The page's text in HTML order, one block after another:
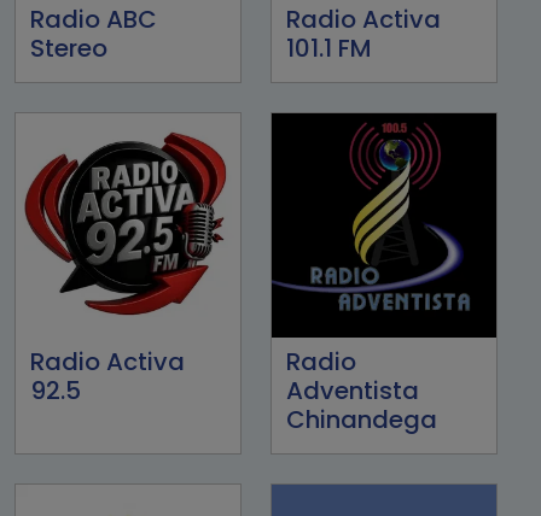
Radio ABC
Stereo
Radio Activa
101.1 FM
Radio Activa
92.5
Radio
Adventista
Chinandega